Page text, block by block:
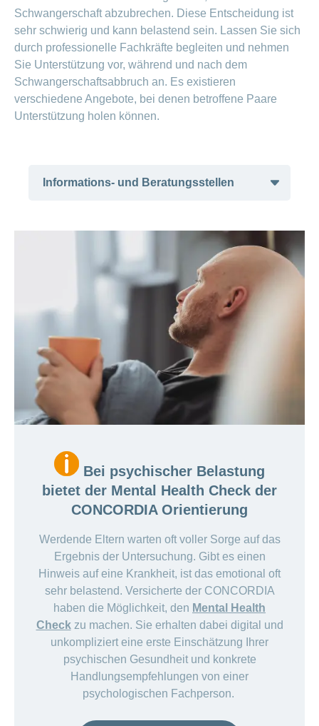
Angehörige
Konferenz der Vereinigungen von
Eltern von Kindern mit
Behinderungen
Schwangerschaft abzubrechen. Diese Entscheidung ist
sehr schwierig und kann belastend sein. Lassen Sie sich
durch professionelle Fachkräfte begleiten und nehmen
Sie Unterstützung vor, während und nach dem
Schwangerschaftsabbruch an. Es existieren
verschiedene Angebote, bei denen betroffene Paare
Unterstützung holen können.
Informations- und Beratungsstellen
Fachstelle Kindsverlust während
Schwangerschaft, Geburt und erster
Lebenszeit
Arbeitskreis Abruptio und
Kontrazeption-Schweiz
Sexuelle Gesundheit Schweiz
Bei psychischer Belastung
bietet der Mental Health Check der
CONCORDIA Orientierung
Werdende Eltern warten oft voller Sorge auf das
Ergebnis der Untersuchung. Gibt es einen
Hinweis auf eine Krankheit, ist das emotional oft
sehr belastend. Versicherte der CONCORDIA
haben die Möglichkeit, den Mental Health
Checkzu machen. Sie erhalten dabei digital und
unkompliziert eine erste Einschätzung Ihrer
psychischen Gesundheit und konkrete
Handlungsempfehlungen von einer
psychologischen Fachperson.